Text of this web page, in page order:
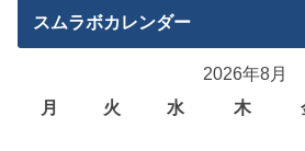
スムラボカレンダー
2026年8月
月
火 水 木